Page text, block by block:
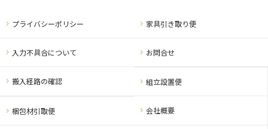
組立設置便
会社概要
梱包材引取便
プライバシーポリシー 家具引き取り便
入力不具合について お問合せ
搬入経路の確認